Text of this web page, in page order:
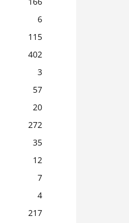
6
115
402
3
57
20
272
35
12
7
4
217